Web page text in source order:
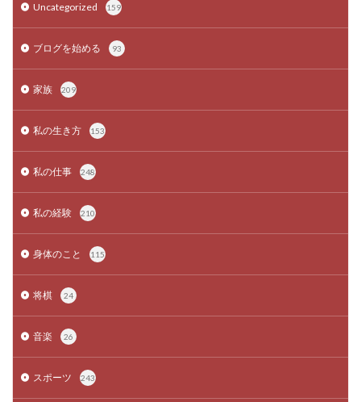
Uncategorized 159
ブログを始める 93
家族 209
私の生き方 153
私の仕事 248
私の経験 210
身体のこと 115
将棋 24
音楽 26
スポーツ 243